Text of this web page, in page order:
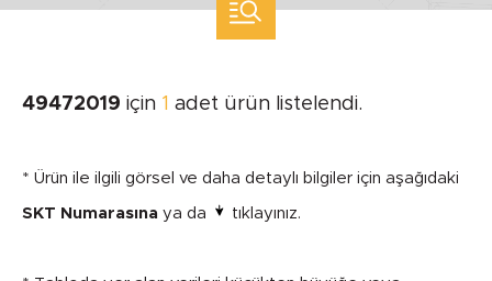
SEGMENT
49472019 için 1 adet ürün listelendi.
* Ürün ile ilgili görsel ve daha detaylı bilgiler için aşağıdaki
SKT Numarasına ya da tıklayınız.